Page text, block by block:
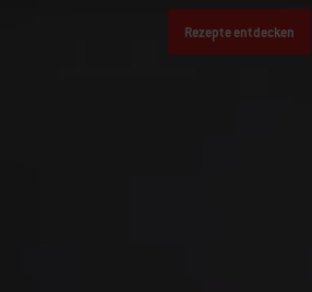
Rezepte entdecken